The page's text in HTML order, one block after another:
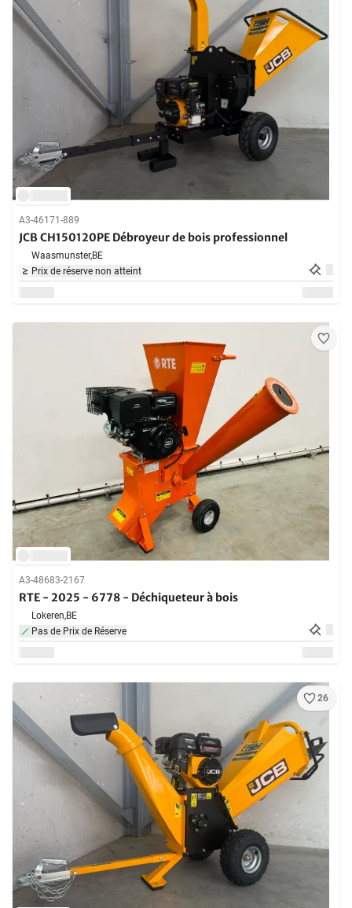
A3-46171-889
JCB CH150120PE Débroyeur de bois professionnel
Waasmunster,BE
Prix de réserve non atteint
A3-48683-2167
RTE - 2025 - 6778 - Déchiqueteur à bois
Lokeren,BE
Pas de Prix de Réserve
26